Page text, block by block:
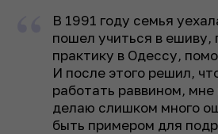
В 1991 году семья
пошел учиться в ешиву,
практику в Одессу,
И после этого решил,
работать раввином, мне
делаю слишком много
быть примером для